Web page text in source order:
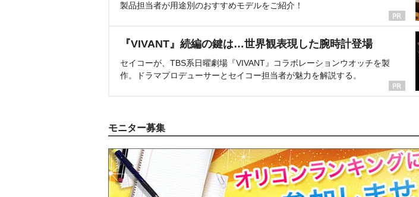
製品担当者が用途別のおすすめモデルをご紹介！
『VIVANT』続編の鍵は…世界観表現した腕時計登場
セイコーが、TBS系日曜劇場『VIVANT』コラボレーションウオッチを製
作。ドラマプロデューサーとセイコー担当者が魅力を解説する。
モニター募集